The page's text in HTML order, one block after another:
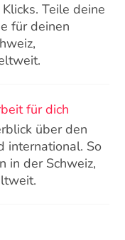
Teile deine
für deinen
für dich
über den
international. So
in der Schweiz,